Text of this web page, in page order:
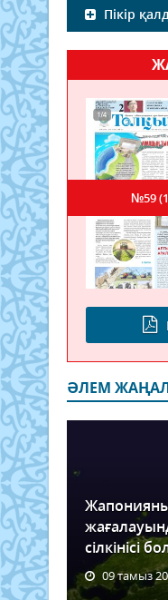
Пікір
№59
ӘЛЕМ
сілкінісі
09 тамыз